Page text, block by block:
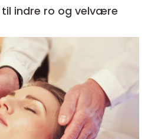
til indre ro og velvære